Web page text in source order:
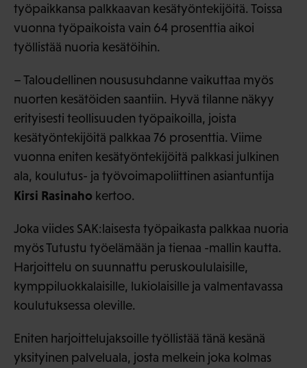
työpaikkansa palkkaavan kesätyöntekijöitä. Toissa
vuonna työpaikoista vain 64 prosenttia aikoi
työllistää nuoria kesätöihin.
– Taloudellinen noususuhdanne vaikuttaa myös
nuorten kesätöiden saantiin. Hyvä tilanne näkyy
erityisesti teollisuuden työpaikoilla, joista
kesätyöntekijöitä palkkaa 76 prosenttia. Viime
vuonna eniten kesätyöntekijöitä palkkasi julkinen
ala, koulutus- ja työvoimapoliittinen asiantuntija
Kirsi Rasinaho kertoo.
Joka viides SAK:laisesta työpaikasta palkkaa nuoria
myös Tutustu työelämään ja tienaa -mallin kautta.
Harjoittelu on suunnattu peruskoululaisille,
kymppiluokkalaisille, lukiolaisille ja valmentavassa
koulutuksessa oleville.
Eniten harjoittelujaksoille työllistää tänä kesänä
yksityinen palveluala, josta melkein joka kolmas